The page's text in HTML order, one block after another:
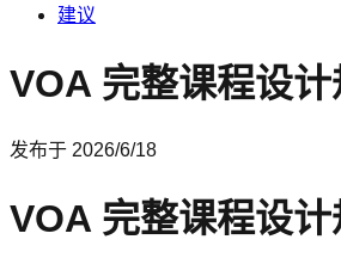
建议
VOA 完整课程设计
发布于 2026/6/18
VOA 完整课程设计